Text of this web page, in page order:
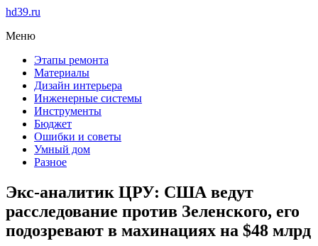
hd39.ru
Меню
Этапы ремонта
Материалы
Дизайн интерьера
Инженерные системы
Инструменты
Бюджет
Ошибки и советы
Умный дом
Разное
Экс-аналитик ЦРУ: США ведут
расследование против Зеленского, его
подозревают в махинациях на $48 млрд